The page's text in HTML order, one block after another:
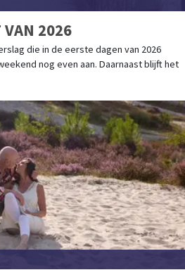
VAN 2026
die in de eerste dagen van 2026
nog even aan. Daarnaast blijft het